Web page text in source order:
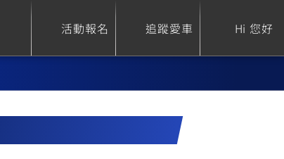
活動報名 追蹤愛車 Hi 您好
Sport Heritage
Family